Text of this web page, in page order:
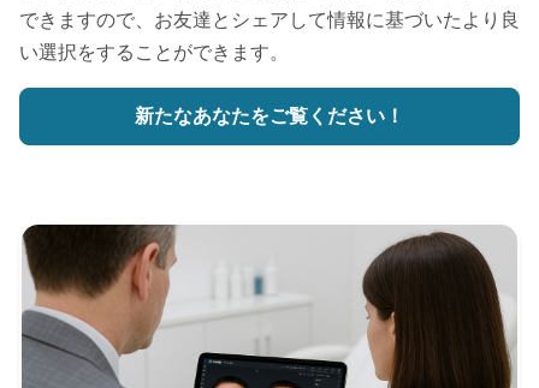
できますので、お友達とシェアして情報に基づいたより良
い選択をすることができます。
新たなあなたをご覧ください！